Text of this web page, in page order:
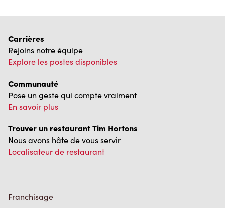
Carrières
Rejoins notre équipe
Explore les postes disponibles
Communauté
Pose un geste qui compte vraiment
En savoir plus
Trouver un restaurant Tim Hortons
Nous avons hâte de vous servir
Localisateur de restaurant
Franchisage